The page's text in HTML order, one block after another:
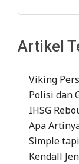
Artikel
Viking
Polisi dan
IHSG
Apa
Simple
Kendall